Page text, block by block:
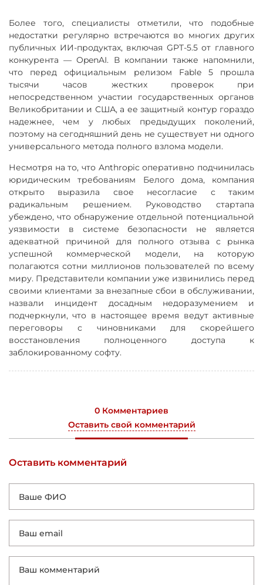
Более того, специалисты отметили, что подобные
недостатки регулярно встречаются во многих других
публичных ИИ-продуктах, включая GPT-5.5 от главного
конкурента — OpenAI. В компании также напомнили,
что перед официальным релизом Fable 5 прошла
тысячи часов жестких проверок при
непосредственном участии государственных органов
Великобритании и США, а ее защитный контур гораздо
надежнее, чем у любых предыдущих поколений,
поэтому на сегодняшний день не существует ни одного
универсального метода полного взлома модели.
Несмотря на то, что Anthropic оперативно подчинилась
юридическим требованиям Белого дома, компания
открыто выразила свое несогласие с таким
радикальным решением. Руководство стартапа
убеждено, что обнаружение отдельной потенциальной
уязвимости в системе безопасности не является
адекватной причиной для полного отзыва с рынка
успешной коммерческой модели, на которую
полагаются сотни миллионов пользователей по всему
миру. Представители компании уже извинились перед
своими клиентами за внезапные сбои в обслуживании,
назвали инцидент досадным недоразумением и
подчеркнули, что в настоящее время ведут активные
переговоры с чиновниками для скорейшего
восстановления полноценного доступа к
заблокированному софту.
0 Комментариев
Оставить свой комментарий
Оставить комментарий